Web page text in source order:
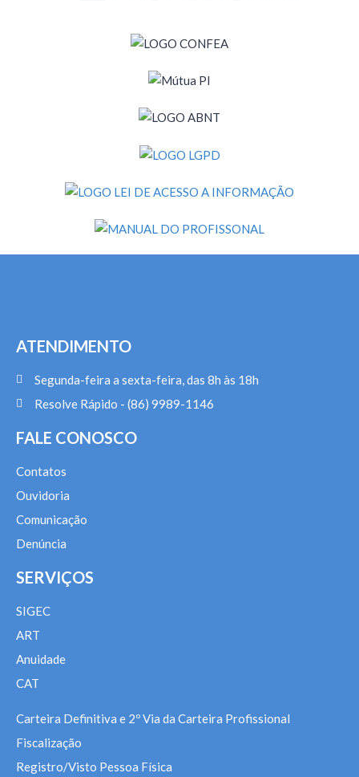
ATENDIMENTO
Segunda-feira a sexta-feira, das 8h às 18h
Resolve Rápido - (86) 9989-1146
FALE CONOSCO
Contatos
Ouvidoria
Comunicação
Denúncia
SERVIÇOS
SIGEC
ART
Anuidade
CAT
Carteira Definitiva e 2º Via da Carteira Profissional
Fiscalização
Registro/Visto Pessoa Física